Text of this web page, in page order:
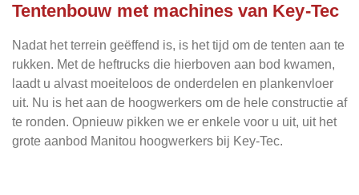
Tentenbouw met machines van Key-Tec
Nadat het terrein geëffend is, is het tijd om de tenten aan te
rukken. Met de heftrucks die hierboven aan bod kwamen,
laadt u alvast moeiteloos de onderdelen en plankenvloer
uit. Nu is het aan de hoogwerkers om de hele constructie af
te ronden. Opnieuw pikken we er enkele voor u uit, uit het
grote aanbod Manitou hoogwerkers bij Key-Tec.